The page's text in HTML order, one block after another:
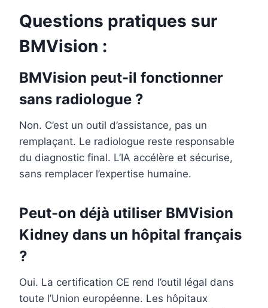
Questions pratiques sur
BMVision :
BMVision peut-il fonctionner
sans radiologue ?
Non. C’est un outil d’assistance, pas un
remplaçant. Le radiologue reste responsable
du diagnostic final. L’IA accélère et sécurise,
sans remplacer l’expertise humaine.
Peut-on déjà utiliser BMVision
Kidney dans un hôpital français
?
Oui. La certification CE rend l’outil légal dans
toute l’Union européenne. Les hôpitaux